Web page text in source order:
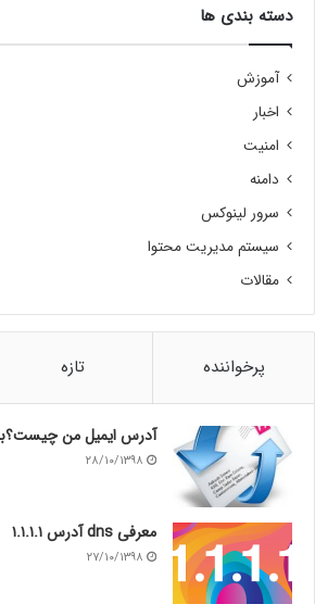
دسته بندی ها
آموزش
اخبار
امنیت
دامنه
سرور لینوکس
سیستم مدیریت محتوا
مقالات
پرخواننده تازه
آدرس ایمیل من
۲۸/۱۰/۱۳۹۸
معرفی dns آدرس ۱.۱.۱.۱
۲۷/۱۰/۱۳۹۸